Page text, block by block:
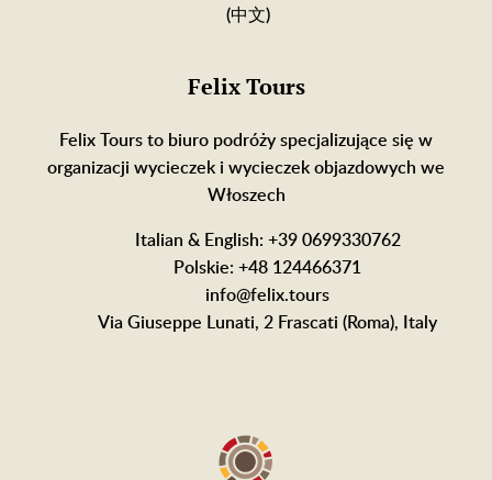
(中文)
Felix Tours
Felix Tours to biuro podróży specjalizujące się w
organizacji wycieczek i wycieczek objazdowych we
Włoszech
Italian & English: +39 0699330762
Polskie: +48 124466371
info@felix.tours
Via Giuseppe Lunati, 2 Frascati (Roma), Italy